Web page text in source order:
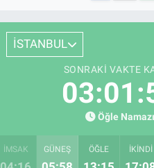
İSTANBUL
SONRAKI VAKTE
Öğle Namazı
İMSAK GÜNEŞ ÖĞLE İKINDI